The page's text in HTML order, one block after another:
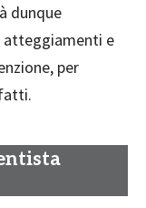
dunque
atteggiamenti e
per